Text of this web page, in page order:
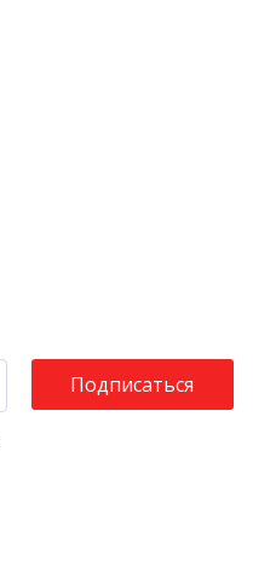
Подписаться